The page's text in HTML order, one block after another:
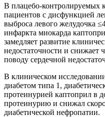
В плацебо-контролируемых
пациентов с дисфункцией
выброса левого желудочка
инфаркта миокарда
замедляет развитие
недостаточности и снижает
поводу сердечной
В клиническом
диабетом типа 1,
протеинурией каптоприл в
протеинурию и снижал
диабетической нефропатии.